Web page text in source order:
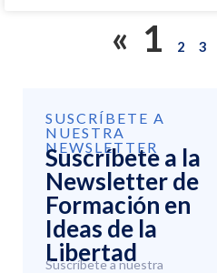
« 1 2 3
SUSCRÍBETE A
NUESTRA
NEWSLETTER
Suscríbete a la
Newsletter de
Formación en
Ideas de la
Libertad
Suscríbete a nuestra